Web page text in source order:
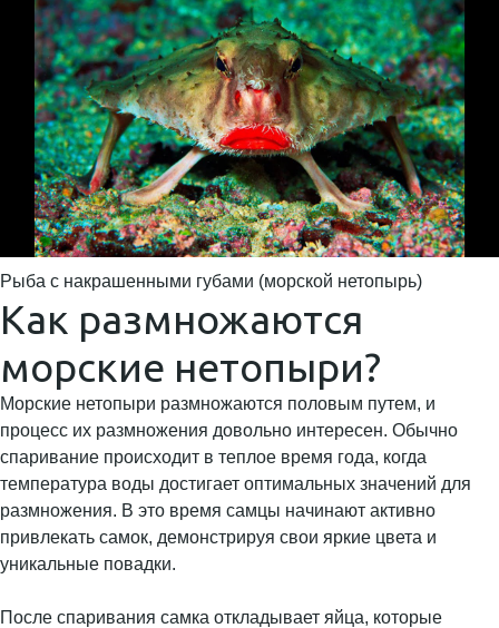
Рыба с накрашенными губами (морской нетопырь)
Как размножаются
морские нетопыри?
Морские нетопыри размножаются половым путем, и
процесс их размножения довольно интересен. Обычно
спаривание происходит в теплое время года, когда
температура воды достигает оптимальных значений для
размножения. В это время самцы начинают активно
привлекать самок, демонстрируя свои яркие цвета и
уникальные повадки.
После спаривания самка откладывает яйца, которые